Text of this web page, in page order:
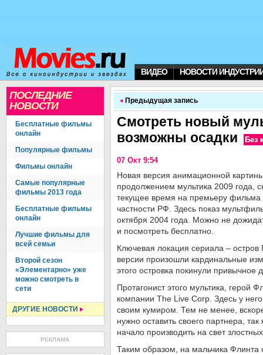
ВИДЕО НОВОСТИ
ПОСЛЕДНИЕ
НОВОСТИ
Бесплатные фильмы
онлайн
Популярные фильмы
Фильмы онлайн
Самые популярные
фильмы 2013 года
Бесплатные фильмы
онлайн
Лучшие фильмы для
всей семьи
Второй сезон
«Элементарно» уже
можно смотреть в
сети
ДРУГИЕ НОВОСТИ
РЕКЛАМА
Предыдущая запись
Смотреть новый
возможны осадки
Без
07 Окт 9:54
Новая версия анимационной
продолжением мультика 2009 года,
текущее время на премьеру
частности РФ. Здесь показ
октября 2004 года. Можно не
и посмотреть бесплатно.
Ключевая локация сериала –
версии произошли кардинальные
этого островка покинули привычное
Протагонист этого мультика, герой
компании The Live Corp. Здесь у
своим кумиром. Тем не менее,
нужно оставить своего партнера,
начало производить на свет
Таким образом, на мальчика Флинта